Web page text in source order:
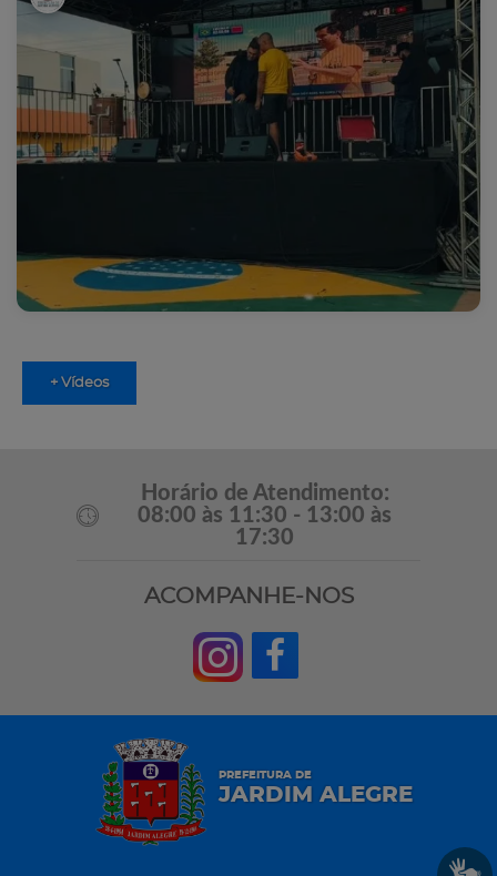
+ Vídeos
Horário de Atendimento:
08:00 às 11:30 - 13:00 às
17:30
ACOMPANHE-NOS
PREFEITURA DE
JARDIM ALEGRE